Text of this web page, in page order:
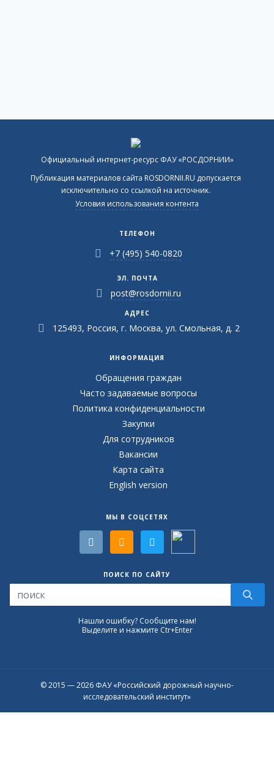
Официальный интернет-ресурс ФАУ «РОСДОРНИИ»
Публикация материалов сайта ROSDORNII.RU допускается
исключительно со ссылкой на источник.
Условия использования контента
ТЕЛЕФОН
+7 (495) 540-0820
ЭЛ. ПОЧТА
post@rosdornii.ru
АДРЕС
125493, Россия, г. Москва, ул. Смольная, д. 2
ИНФОРМАЦИЯ
Обращения граждан
Часто задаваемые вопросы
Политика конфиденциальности
Закупки
Для сотрудников
Вакансии
Карта сайта
English version
МЫ В СОЦСЕТЯХ
ПОИСК ПО САЙТУ
Нашли ошибку? Сообщите нам!
Выделите и нажмите Ctr+Enter
© 2015 — 2026 ФАУ «Российский дорожный научно-
исследовательский институт»